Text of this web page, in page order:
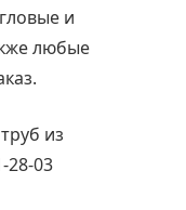
и
любые
из
28-03